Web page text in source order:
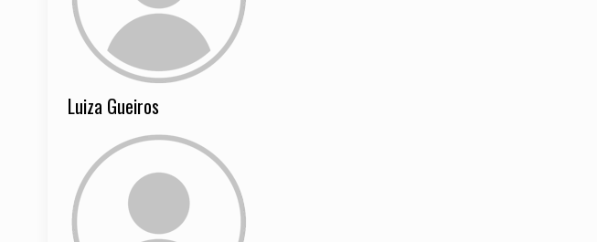
Luiza Gueiros